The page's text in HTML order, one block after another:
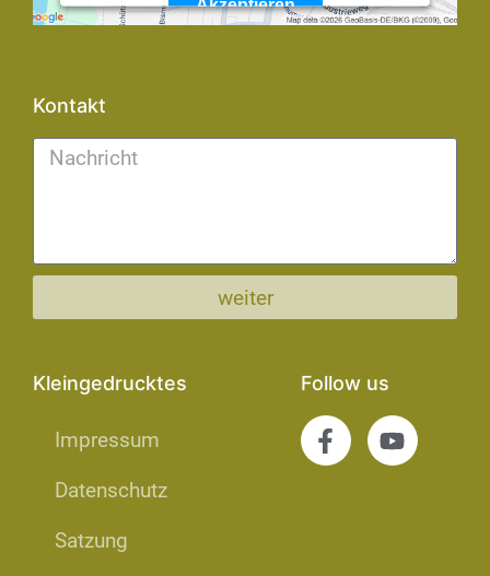
Akzeptieren
Kontakt
weiter
Kleingedrucktes
Impressum
Datenschutz
Satzung
Follow us